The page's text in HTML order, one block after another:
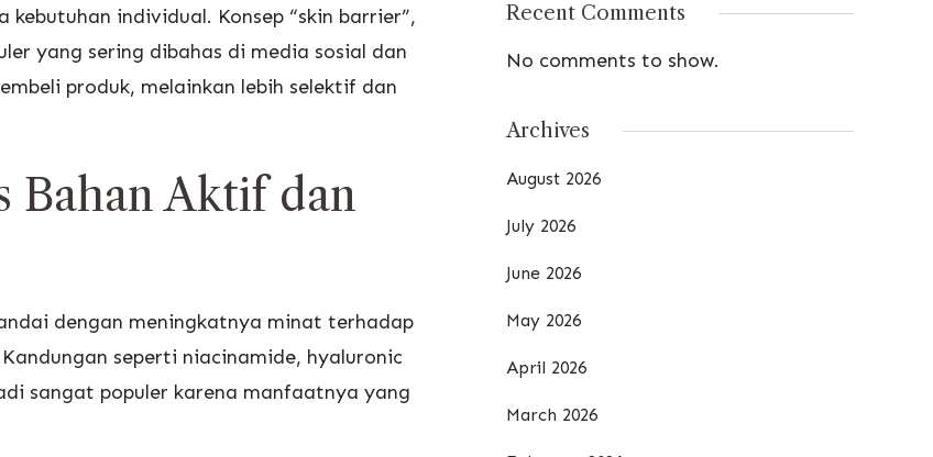
individual. Konsep “skin barrier”,
yang sering dibahas di media sosial dan
produk, melainkan lebih selektif dan
Bahan Aktif dan
dengan meningkatnya minat terhadap
seperti niacinamide, hyaluronic
sangat populer karena manfaatnya yang
Recent Comments
No comments to show.
Archives
August 2026
July 2026
June 2026
May 2026
April 2026
March 2026